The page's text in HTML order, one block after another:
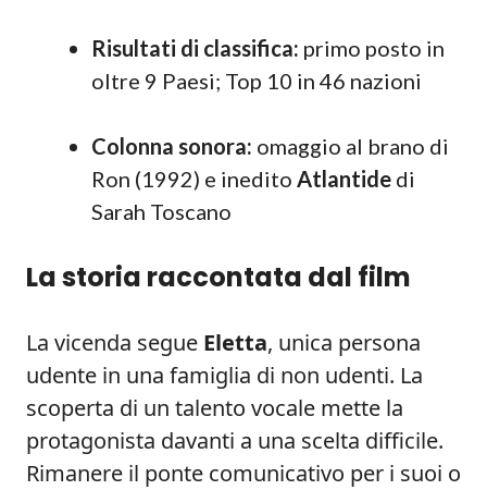
Risultati di classifica: primo posto in
oltre 9 Paesi; Top 10 in 46 nazioni
Colonna sonora: omaggio al brano di
Ron (1992) e inedito Atlantide di
Sarah Toscano
La storia raccontata dal film
La vicenda segue Eletta, unica persona
udente in una famiglia di non udenti. La
scoperta di un talento vocale mette la
protagonista davanti a una scelta difficile.
Rimanere il ponte comunicativo per i suoi o